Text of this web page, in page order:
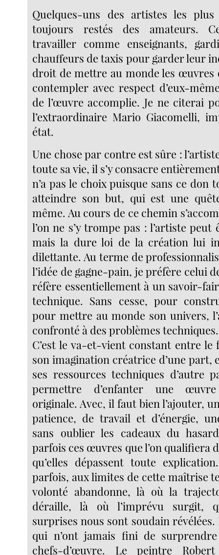
Quelques-uns des artistes les
toujours restés des amateurs.
travailler comme enseignants,
chauffeurs de taxis pour garder leur
droit de mettre au monde les œuvres
contempler avec respect d’eux-
de l’œuvre accomplie. Je ne citerai
l’extraordinaire Mario Giacomelli,
état.
Une chose par contre est sûre :
toute sa vie, il s’y consacre
n’a pas le choix puisque sans ce don
atteindre son but, qui est une
même. Au cours de ce chemin
l’on ne s’y trompe pas : l’artiste
mais la dure loi de la création lui
dilettante. Au terme de
l’idée de gagne-pain, je préfère celui
réfère essentiellement à un savoir-
technique. Sans cesse, pour
pour mettre au monde son univers,
confronté à des problèmes techniques.
C’est le va-et-vient constant entre le
son imagination créatrice d’une part,
ses ressources techniques d’autre
permettre d’enfanter une
originale. Avec, il faut bien l’ajouter,
patience, de travail et d’énergie,
sans oublier les cadeaux du
parfois ces œuvres que l’on qualifiera
qu’elles dépassent toute
parfois, aux limites de cette maîtrise
volonté abandonne, là où la
déraille, là où l’imprévu surgit,
surprises nous sont soudain
qui n’ont jamais fini de
chefs-d’œuvre. Le peintre